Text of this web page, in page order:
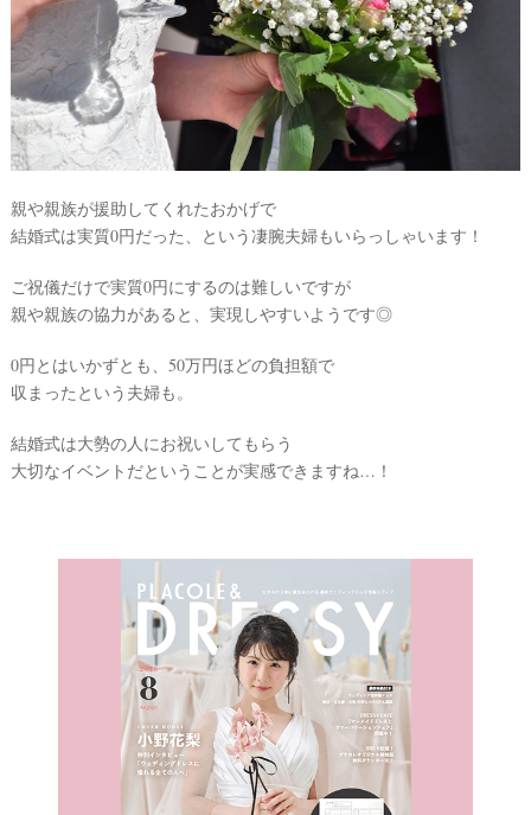
親や親族が援助してくれたおかげで
結婚式は実質0円だった、という凄腕夫婦もいらっしゃいます！
ご祝儀だけで実質0円にするのは難しいですが
親や親族の協力があると、実現しやすいようです◎
0円とはいかずとも、50万円ほどの負担額で
収まったという夫婦も。
結婚式は大勢の人にお祝いしてもらう
大切なイベントだということが実感できますね…！